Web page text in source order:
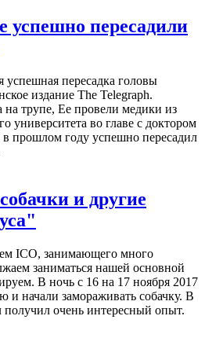
успешно пересадили
успешная пересадка головы
издание The Telegraph.
трупе, Ее провели медики из
университета во главе с доктором
прошлом году успешно пересадил
и другие
ICO, занимающего много
заниматься нашей основной
В ночь с 16 на 17 ноября 2017
и начали замораживать собачку. В
получил очень интересный опыт.